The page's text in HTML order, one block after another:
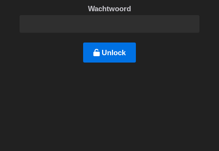
Wachtwoord
Unlock